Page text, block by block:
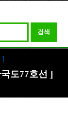
검색
]
도77호선 ]